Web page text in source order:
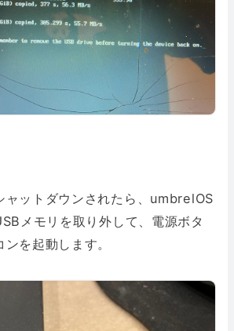
ャットダウンされたら、umbrelOS
メモリを取り外して、電源ボタ
を起動します。